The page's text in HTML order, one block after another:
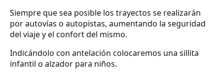
Siempre que sea posible los trayectos se realizarán
por autovías o autopistas, aumentando la seguridad
del viaje y el confort del mismo.
Indicándolo con antelación colocaremos una sillita
infantil o alzador para niños.